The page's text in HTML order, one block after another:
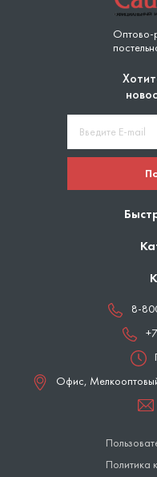
Оптово-
8-
Офис,
Политика